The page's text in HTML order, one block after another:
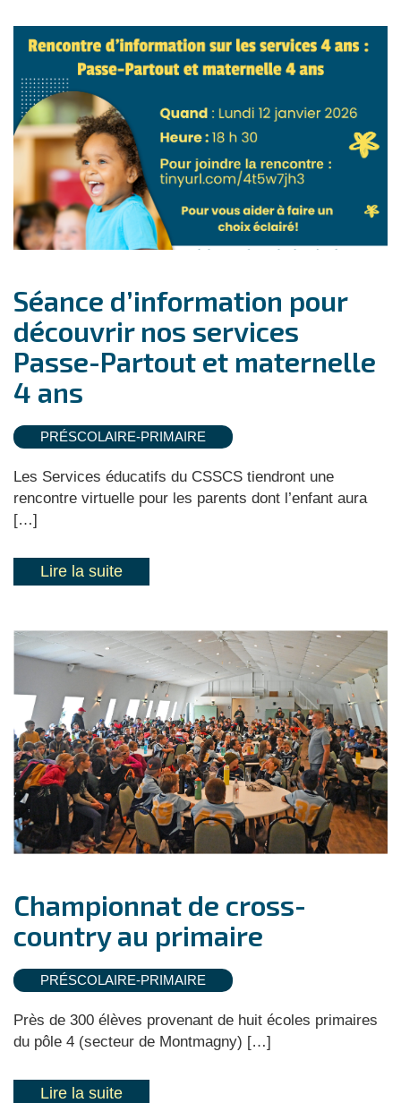
Séance d’information pour
découvrir nos services
Passe-Partout et maternelle
4 ans
PRÉSCOLAIRE-PRIMAIRE
Les Services éducatifs du CSSCS tiendront une
rencontre virtuelle pour les parents dont l’enfant aura
[…]
Lire la suite
Championnat de cross-
country au primaire
PRÉSCOLAIRE-PRIMAIRE
Près de 300 élèves provenant de huit écoles primaires
du pôle 4 (secteur de Montmagny) […]
Lire la suite